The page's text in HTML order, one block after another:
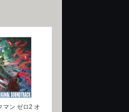
マン ゼロ2 オ